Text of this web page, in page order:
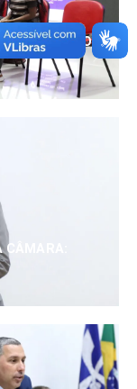
SERRANO,